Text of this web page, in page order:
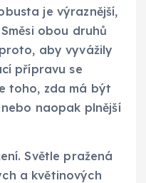
je výraznější,
obou druhů
aby vyvážily
přípravu se
toho, zda má být
naopak plnější
Světle pražená
a květinových